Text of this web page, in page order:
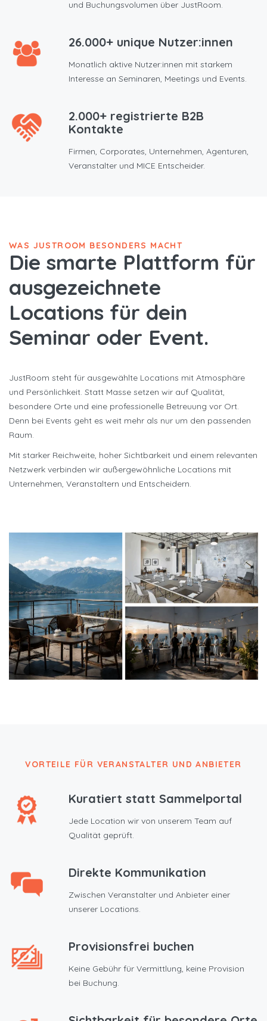
und Buchungsvolumen über JustRoom.
26.000+ unique Nutzer:innen
Monatlich aktive Nutzer:innen mit starkem
Interesse an Seminaren, Meetings und Events.
2.000+ registrierte B2B
Kontakte
Firmen, Corporates, Unternehmen, Agenturen,
Veranstalter und MICE Entscheider.
WAS JUSTROOM BESONDERS MACHT
Die smarte Plattform für
ausgezeichnete
Locations für dein
Seminar oder Event.
JustRoom steht für ausgewählte Locations mit Atmosphäre
und Persönlichkeit. Statt Masse setzen wir auf Qualität,
besondere Orte und eine professionelle Betreuung vor Ort.
Denn bei Events geht es weit mehr als nur um den passenden
Raum.
Mit starker Reichweite, hoher Sichtbarkeit und einem relevanten
Netzwerk verbinden wir außergewöhnliche Locations mit
Unternehmen, Veranstaltern und Entscheidern.
VORTEILE FÜR VERANSTALTER UND ANBIETER
Kuratiert statt Sammelportal
Jede Location wir von unserem Team auf
Qualität geprüft.
Direkte Kommunikation
Zwischen Veranstalter und Anbieter einer
unserer Locations.
Provisionsfrei buchen
Keine Gebühr für Vermittlung, keine Provision
bei Buchung.